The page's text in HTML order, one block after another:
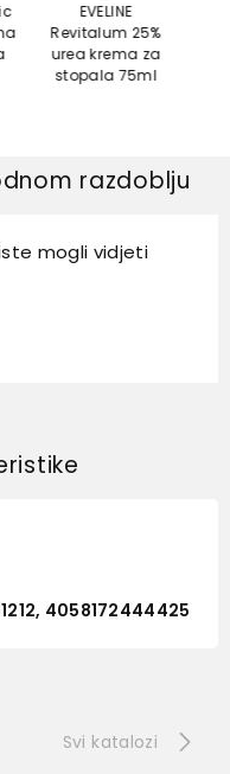
EVELINE
Revitalum 25%
urea krema za
stopala 75ml
razdoblju
mogli vidjeti
4058172444425
Svi katalozi